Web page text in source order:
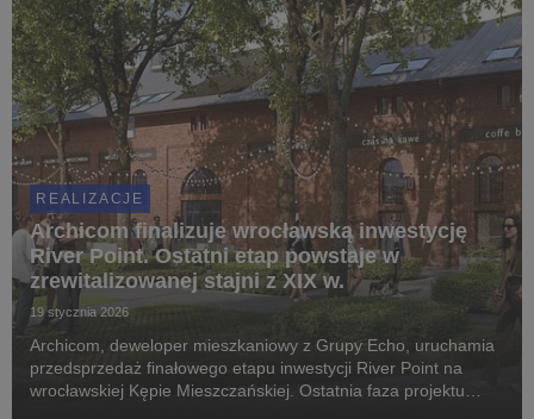
REALIZACJE
Archicom finalizuje wrocławską inwestycję
River Point. Ostatni etap powstaje w
zrewitalizowanej stajni z XIX w.
19 stycznia 2026
Archicom, deweloper mieszkaniowy z Grupy Echo, uruchamia
przedsprzedaż finałowego etapu inwestycji River Point na
wrocławskiej Kępie Mieszczańskiej. Ostatnia faza projektu